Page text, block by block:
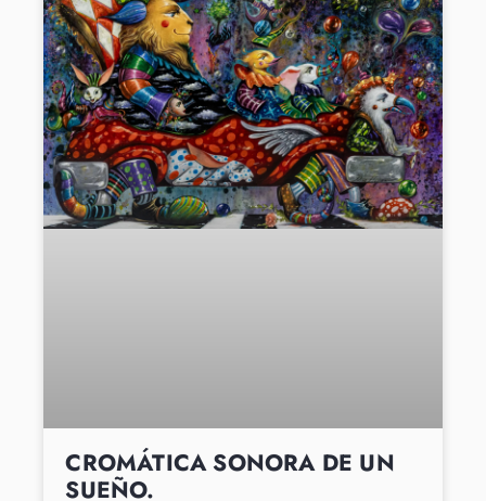
CROMÁTICA SONORA DE UN
SUEÑO.